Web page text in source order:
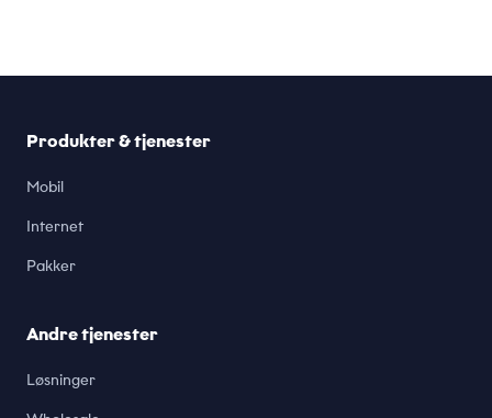
Produkter & tjenester
Mobil
Internet
Pakker
Andre tjenester
Løsninger